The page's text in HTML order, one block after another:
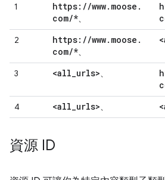
1 https: //www. moose .
com/*、
2 https: //www. moose .
com/*、
3 <all_urls>、
4 <all_urls>、
資源 ID